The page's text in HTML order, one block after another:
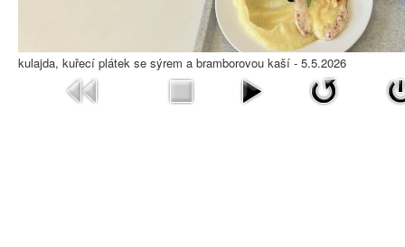
kulajda, kuřecí plátek se sýrem a bramborovou kaší - 5.5.2026